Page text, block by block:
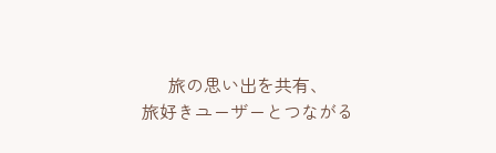
旅の思い出を共有、
旅好きユーザーとつながる